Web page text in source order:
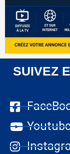
SUIVEZ